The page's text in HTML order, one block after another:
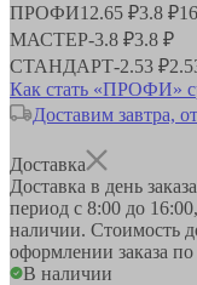
ПРОФИ12.65 ₽3.8 ₽
МАСТЕР-3.8 ₽3.8 ₽
СТАНДАРТ-2.53 ₽
Как стать «ПРОФИ»
Доставим завтра,
Доставка
Доставка в день
период с 8:00 до 16:00
наличии. Стоимость
оформлении заказа
В наличии